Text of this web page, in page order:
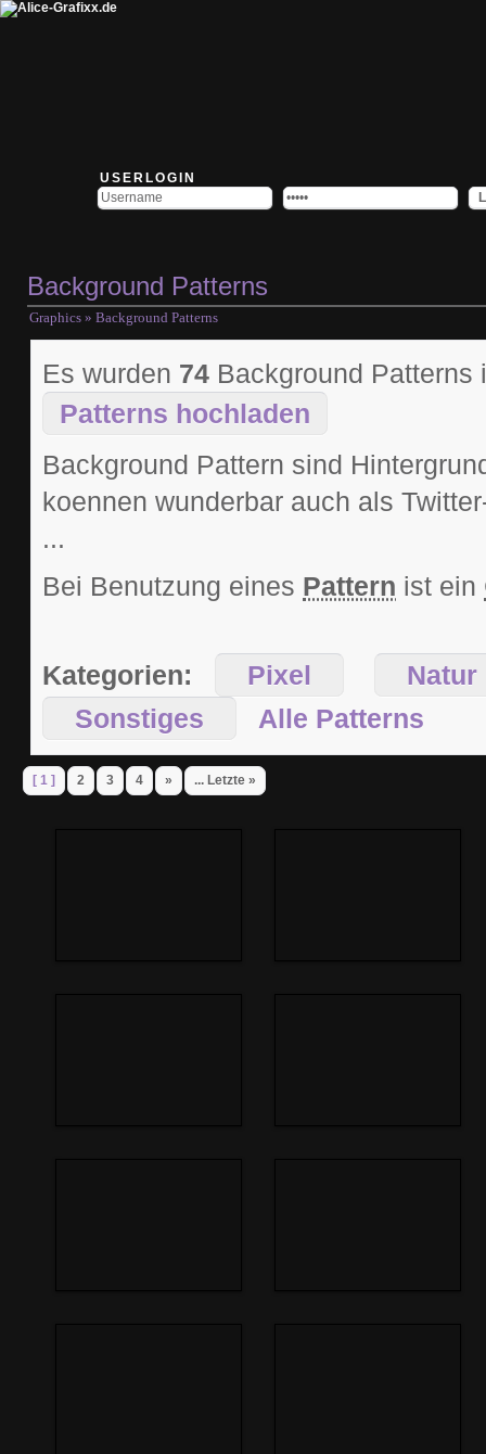
USERLOGIN
Background Patterns
Graphics » Background Patterns
Es wurden 74 Background
Patterns hochladen
Background Pattern sind
koennen wunderbar auch als
...
Bei Benutzung eines Pattern ist ein
Kategorien: Pixel
Sonstiges
Alle Patterns
[ 1 ] 2 3 4 » ... Letzte »